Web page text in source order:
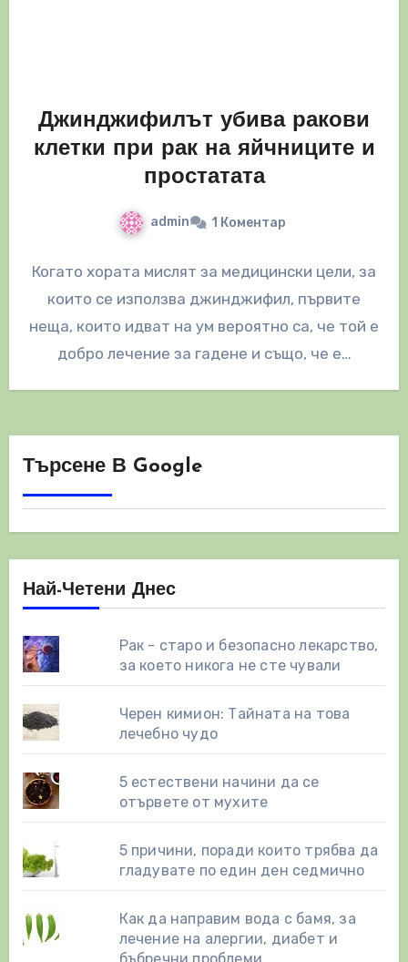
Джинджифилът убива ракови
клетки при рак на яйчниците и
простатата
admin 1 Коментар
Когато хората мислят за медицински цели, за
които се използва джинджифил, първите
неща, които идват на ум вероятно са, че той е
добро лечение за гадене и също, че е…
Търсене В Google
Най-Четени Днес
Рак - старо и безопасно лекарство,
за което никога не сте чували
Черен кимион: Тайната на това
лечебно чудо
5 естествени начини да се
отървете от мухите
5 причини, поради които трябва да
гладувате по един ден седмично
Как да направим вода с бамя, за
лечение на алергии, диабет и